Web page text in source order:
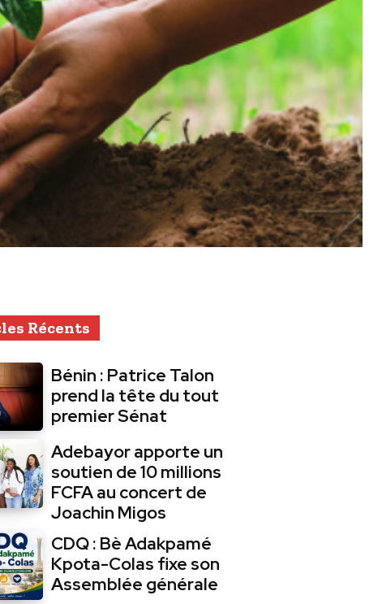
Récents
Bénin : Patrice Talon
prend la tête du tout
premier Sénat
Adebayor apporte un
soutien de 10 millions
FCFA au concert de
Joachin Migos
CDQ : Bè Adakpamé
Kpota-Colas fixe son
Assemblée générale